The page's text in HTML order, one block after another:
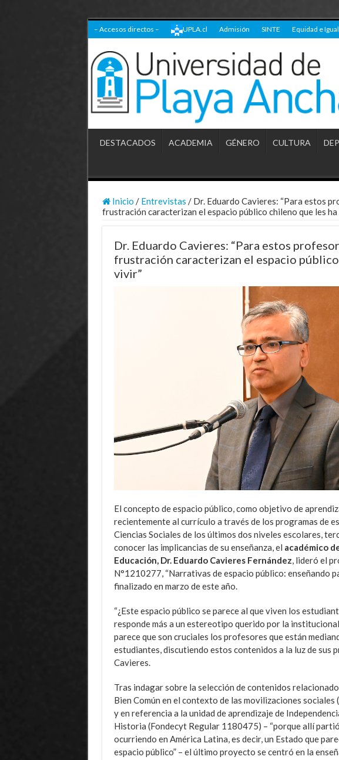
– Accesos directos – UPLA.cl Admisión SINTE Equidad e
DESTACADOS ACADEMIA GÉNERO CULTURA
Inicio / Entrevistas / Dr. Eduardo Cavieres: “Para estos
frustración caracterizan el espacio público chileno que les
Dr. Eduardo Cavieres: “Para estos
frustración caracterizan el espacio
vivir”
El concepto de espacio público, como objetivo de
recientemente al currículo a través de los programas de
Ciencias Sociales de los últimos dos niveles escolares,
conocer las implicancias de su enseñanza, el académico
Educación, Dr. Eduardo Cavieres Fernández , lideró el
N°1210277, “Narrativas de espacio público: enseñando
finalizado en marzo de este año.
“¿Este espacio público se parece al que viven los
responde más a un estereotipo querido por la
parece que son cruciales los profesores que están
estudiantes, discutiendo estos contenidos a la luz de sus
Cavieres.
Tras indagar sobre la selección de contenidos
Bien Común en el contexto de las movilizaciones
y en referencia a la unidad de aprendizaje de
Historia (Fondecyt Regular 1180475) – “porque allí
ocurriendo en América Latina, es decir, un Estado que
espacio público” – el último proyecto se centró en la